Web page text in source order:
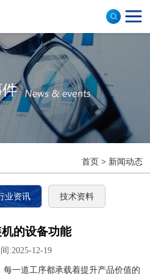
首页 > 新闻动态
业资讯 技术资料
的设备功能
:2025-12-19
一道工序都承载着提升产品价值的